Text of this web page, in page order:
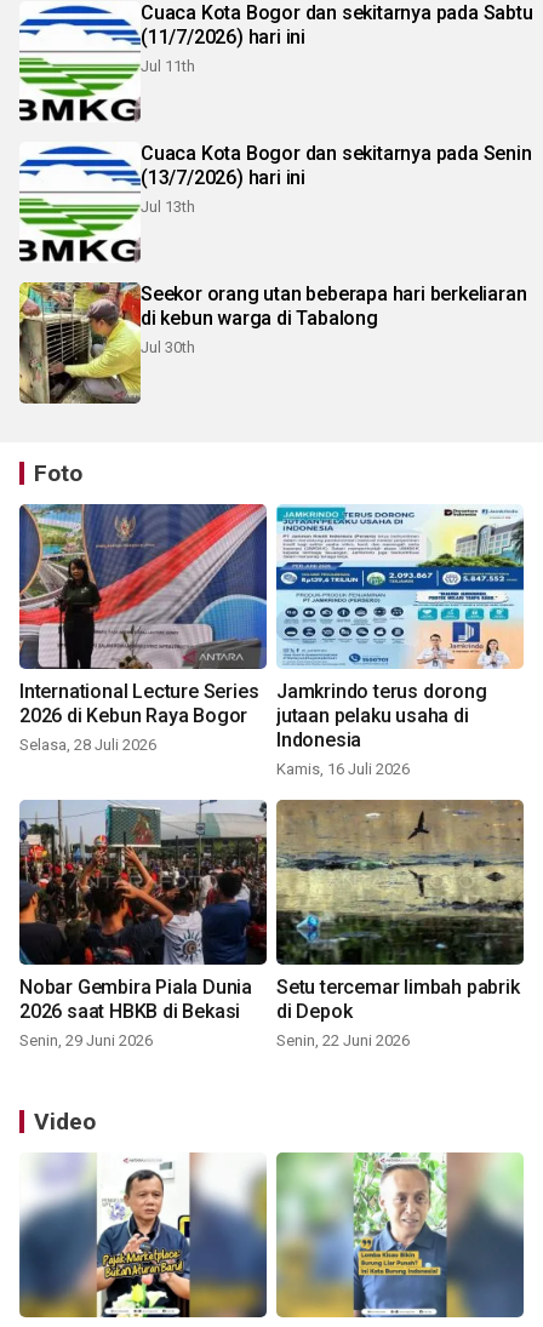
Cuaca Kota Bogor dan sekitarnya pada Sabtu
(11/7/2026) hari ini
Jul 11th
Cuaca Kota Bogor dan sekitarnya pada Senin
(13/7/2026) hari ini
Jul 13th
Seekor orang utan beberapa hari berkeliaran
di kebun warga di Tabalong
Jul 30th
Foto
International Lecture Series
2026 di Kebun Raya Bogor
Selasa, 28 Juli 2026
Jamkrindo terus dorong
jutaan pelaku usaha di
Indonesia
Kamis, 16 Juli 2026
Nobar Gembira Piala Dunia
2026 saat HBKB di Bekasi
Senin, 29 Juni 2026
Setu tercemar limbah pabrik
di Depok
Senin, 22 Juni 2026
Video